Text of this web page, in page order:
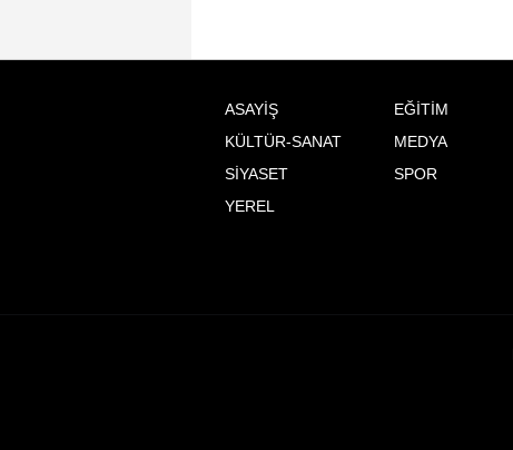
ASAYİŞ
EĞİTİM
KÜLTÜR-SANAT
MEDYA
SİYASET
SPOR
YEREL